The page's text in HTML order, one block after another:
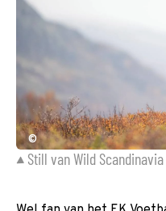
©
Still van Wild Scandinavia